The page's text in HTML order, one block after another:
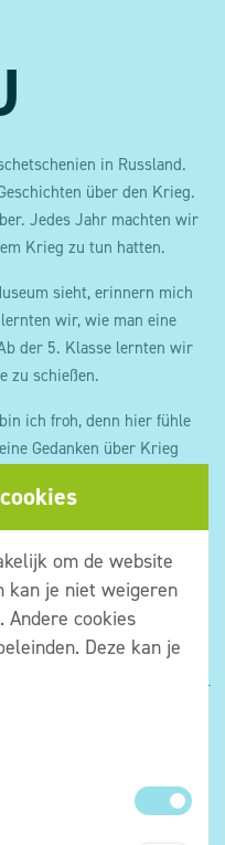
in Russland.
über den Krieg.
Jedes Jahr machten wir
Krieg zu tun hatten.
sieht, erinnern mich
wir, wie man eine
der 5. Klasse lernten wir
zu schießen.
ich froh, denn hier fühle
Gedanken über Krieg
sicher?om de website
kan je niet weigeren
Andere cookies
Deze kan je